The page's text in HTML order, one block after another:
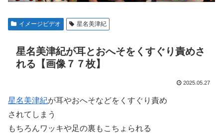
イメージビデオ 星名美津紀
星名美津紀が耳とおへそをくすぐり責めさ
れる【画像７７枚】
2025.05.27
星名美津紀が耳やおへそなどをくすぐり責め
されてしまう
もちろんワッキや足の裏もこちょられる